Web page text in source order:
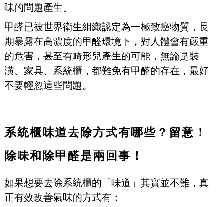
味的問題產生。
甲醛已被世界衛生組織認定為一極致癌物質，長
期暴露在高濃度的甲醛環境下，對人體會有嚴重
的危害，甚至有畸形兒產生的可能，無論是裝
潢、家具、系統櫃，都難免有甲醛的存在，最好
不要輕忽這些問題。
系統櫃味道去除方式有哪些？留意！
除味和除甲醛是兩回事！
如果想要去除系統櫃的「味道」其實並不難，真
正有效改善氣味的方式有：